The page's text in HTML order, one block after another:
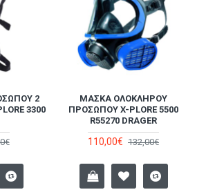
2
3300
ΜΆΣΚΑ ΟΛΟΚΛΉΡΟΥ
ΠΡΟΣΏΠΟΥ X-PLORE 5500
R55270 DRAGER
110,00€ 132,00€